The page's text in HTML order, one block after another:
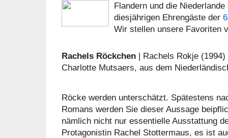
Flandern und die
diesjährigen Ehrengäste der
Wir stellen unsere Favoriten
Rachels Röckchen | Rachels Rokje (1994)
Charlotte Mutsaers, aus dem
Röcke werden unterschätzt. Spätestens
Romans werden Sie dieser Aussage
nämlich nicht nur essentielle Ausstattung
Protagonistin Rachel Stottermaus, es ist